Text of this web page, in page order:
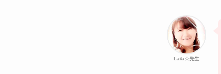
Laila☆先生